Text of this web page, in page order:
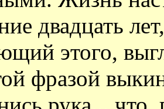
двадцать
этого,
фразой